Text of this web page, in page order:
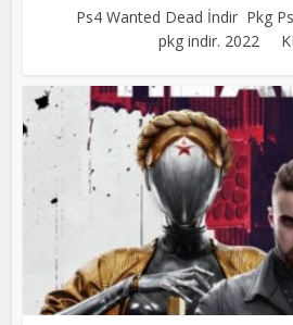
Ps4 Wanted Dead İndir Pkg
pkg indir. 2022